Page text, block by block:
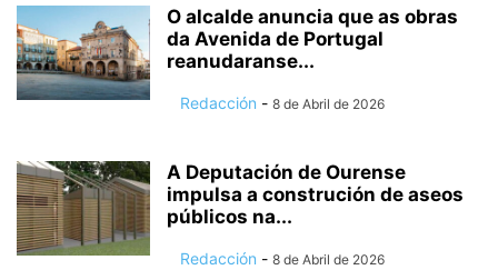
O alcalde anuncia que as obras
da Avenida de Portugal
reanudaranse...
Redacción - 8 de Abril de 2026
A Deputación de Ourense
impulsa a construción de aseos
públicos na...
Redacción - 8 de Abril de 2026